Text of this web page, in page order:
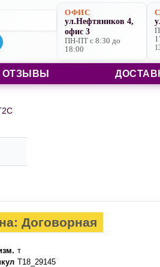
склада в Ярославле и на заказ
ОФИС
ул.Нефтяников 4,
офис 3
ПН-ПТ с 8:30 до
18:00
ОТЗЫВЫ
Договорная
т
Т18_29145